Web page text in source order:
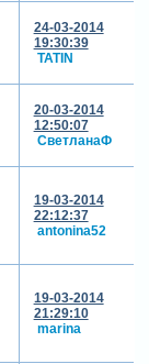
24-03-2014
19:30:39
TATIN
20-03-2014
12:50:07
СветланаФ
19-03-2014
22:12:37
antonina52
19-03-2014
21:29:10
marina